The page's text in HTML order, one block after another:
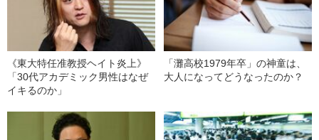
《東大特任准教授ヘイト炎上》
「30代アカデミック男性はなぜ
イキるのか」
「灘高校1979年卒」の神童は、
大人になってどうなったのか？